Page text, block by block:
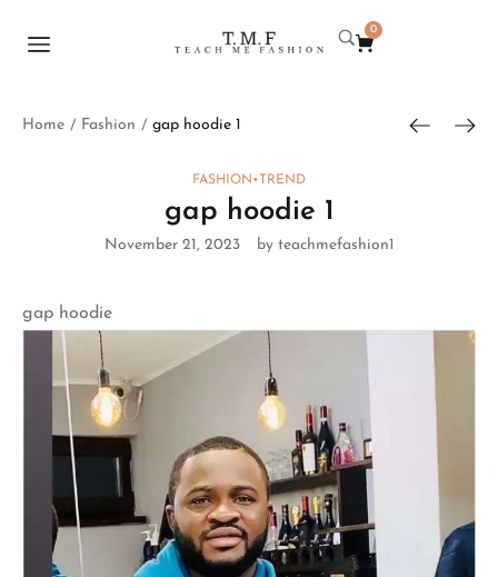
0
Home / Fashion / gap hoodie 1
FASHION •TREND
gap hoodie 1
November 21, 2023 by teachmefashion1
gap hoodie